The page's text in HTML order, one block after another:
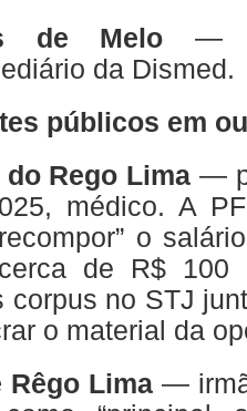
de Melo —
da Dismed.
públicos em
Rego Lima —
médico. A
o
de R$ 100
corpus no STJ
o material da
Rêgo Lima —